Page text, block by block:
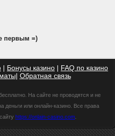
первым =)
| Бонусы казино | FAQ по казино
| Обратная связь
На сайте не проводятся и не
деньги или онлайн-казино. Все права
https://onlain-casino.com